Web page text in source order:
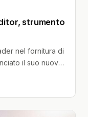
strumento
nel fornitura di
il suo nuovo